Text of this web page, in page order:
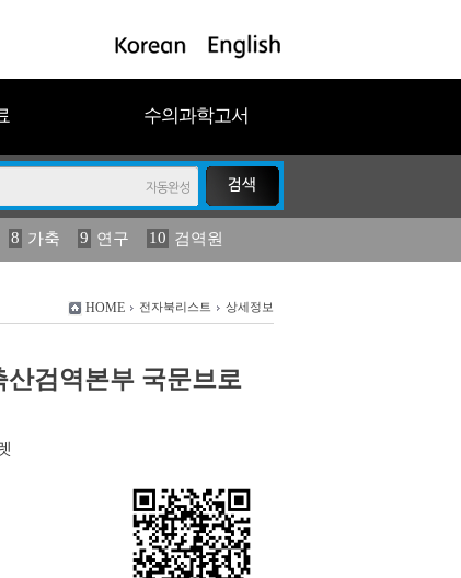
수의과학고서
8 가축 9 연구 10 검역원
18 농림수산 19 2023
HOME 전자북리스트 상세정보
산검역본부 국문브로